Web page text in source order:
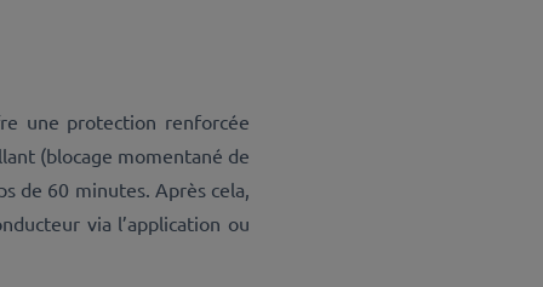
une protection renforcée
(blocage momentané de
de 60 minutes. Après cela,
via l’application ou